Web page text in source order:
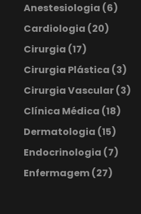
Anestesiologia (6)
Cardiologia (20)
Cirurgia (17)
Cirurgia Plástica (3)
Cirurgia Vascular(3)
Clínica Médica (18)
Dermatologia (15)
Endocrinologia (7)
Enfermagem(27)